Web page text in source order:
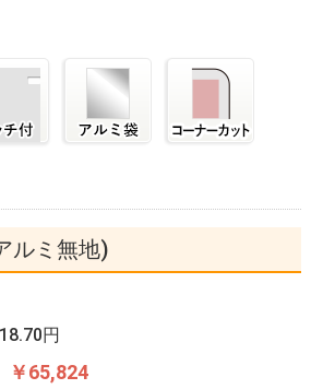
ルミ無地)
18.70円
￥65,824